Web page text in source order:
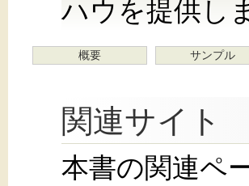
ハウを提供し
概要 サンプル
関連サイト
本書の関連ペ